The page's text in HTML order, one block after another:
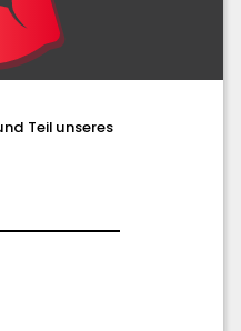
Teil unseres